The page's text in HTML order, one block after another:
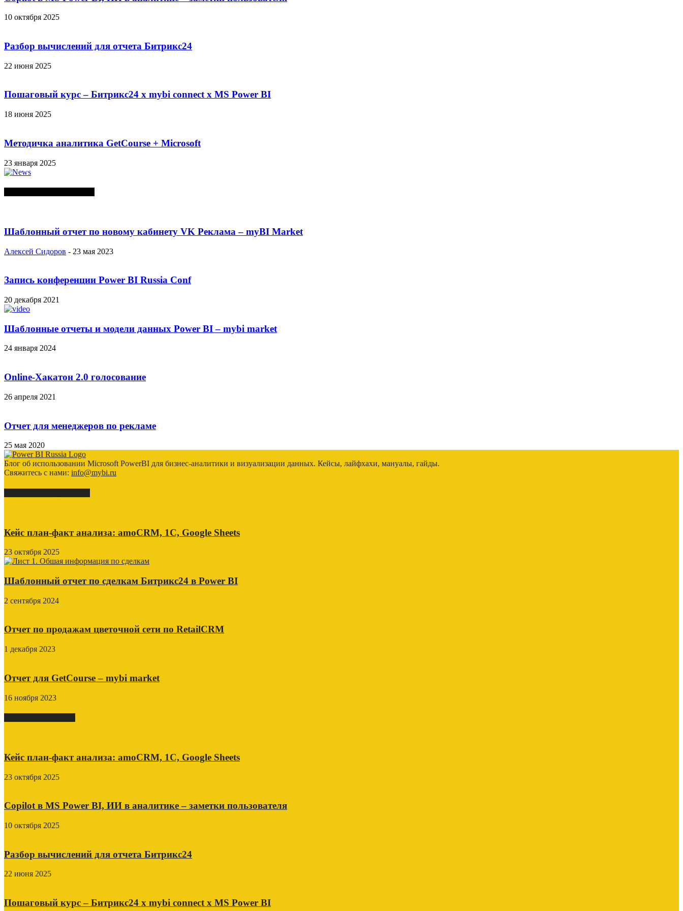
10 октября 2025
Разбор вычислений для отчета Битрикс24
22 июня 2025
Пошаговый курс – Битрикс24 х mybi connect х MS Power BI
18 июня 2025
Методичка аналитика GetCourse + Microsoft
23 января 2025
Шаблонный отчет по новому кабинету VK Реклама – myBI Market
Алексей Сидоров - 23 мая 2023
Запись конференции Power BI Russia Conf
20 декабря 2021
Шаблонные отчеты и модели данных Power BI – mybi market
24 января 2024
Online-Хакатон 2.0 голосование
26 апреля 2021
Отчет для менеджеров по рекламе
25 мая 2020
Блог об использовании Microsoft PowerBI для бизнес-аналитики и визуализации данных. Кейсы, лайфхахи, мануалы, гайды.
Свяжитесь с нами: info@mybi.ru
Кейс план-факт анализа: amoCRM, 1C, Google Sheets
23 октября 2025
Шаблонный отчет по сделкам Битрикс24 в Power BI
2 сентября 2024
Отчет по продажам цветочной сети по RetailCRM
1 декабря 2023
Отчет для GetCourse – mybi market
16 ноября 2023
Кейс план-факт анализа: amoCRM, 1C, Google Sheets
23 октября 2025
Copilot в MS Power BI, ИИ в аналитике – заметки пользователя
10 октября 2025
Разбор вычислений для отчета Битрикс24
22 июня 2025
Пошаговый курс – Битрикс24 х mybi connect х MS Power BI